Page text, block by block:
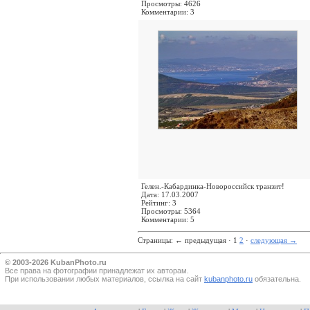
Просмотры: 4626
Комментарии: 3
Гелен.-Кабардинка-Новороссийск транзит!
Дата: 17.03.2007
Рейтинг: 3
Просмотры: 5364
Комментарии: 5
Страницы: ← предыдущая · 1 2 · следующая →
© 2003-2026 KubanPhoto.ru
Все прaва на фотографии принадлежат их авторам.
При использовании любых материалов, ссылка на сайт kubanphoto.ru обязательна.